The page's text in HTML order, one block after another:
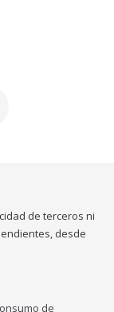
de terceros ni
desde
de